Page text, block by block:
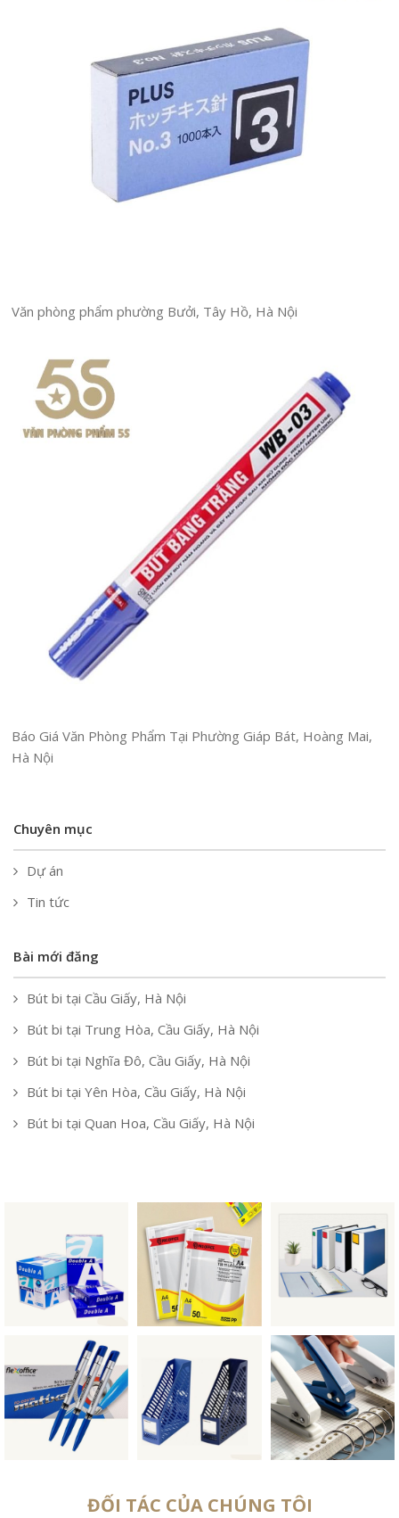
Văn phòng phẩm phường Bưởi, Tây Hồ, Hà Nội
Báo Giá Văn Phòng Phẩm Tại Phường Giáp Bát, Hoàng Mai,
Hà Nội
Chuyên mục
Dự án
Tin tức
Bài mới đăng
Bút bi tại Cầu Giấy, Hà Nội
Bút bi tại Trung Hòa, Cầu Giấy, Hà Nội
Bút bi tại Nghĩa Đô, Cầu Giấy, Hà Nội
Bút bi tại Yên Hòa, Cầu Giấy, Hà Nội
Bút bi tại Quan Hoa, Cầu Giấy, Hà Nội
ĐỐI TÁC CỦA CHÚNG TÔI